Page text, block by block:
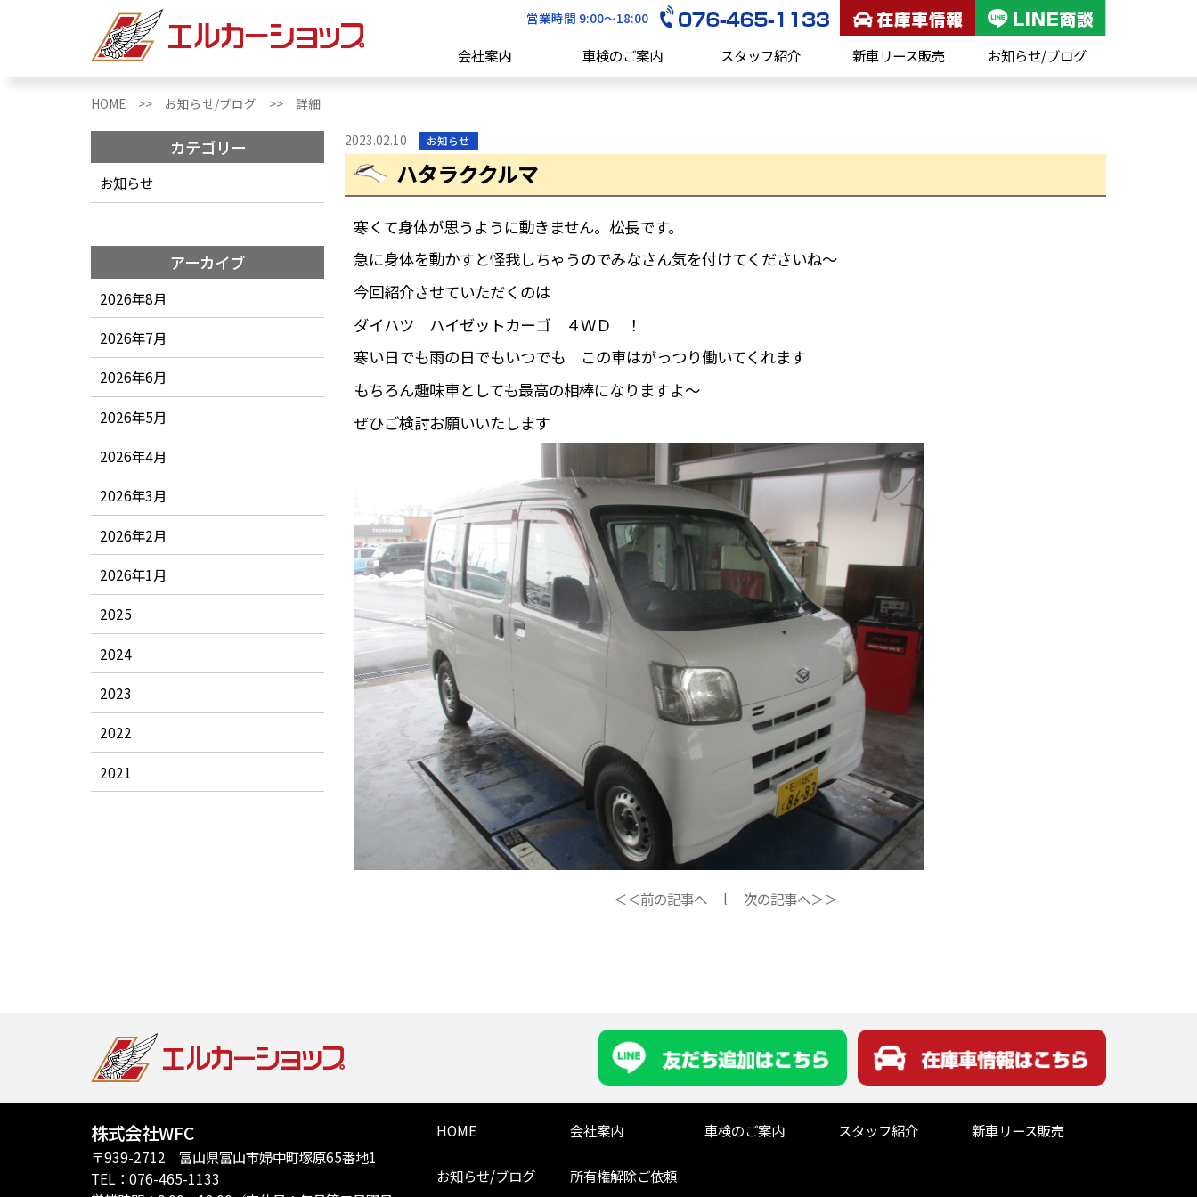
営業時間 9:00～18:00
会社案内 車検のご案内 スタッフ紹介 新車リース販売 お知らせ/ブログ
HOME >> お知らせ/ブログ >> 詳細
2023.02.10 お知らせ
ハタラククルマ
寒くて身体が思うように動きません。松長です。
急に身体を動かすと怪我しちゃうのでみなさん気を付けてくださいね～
今回紹介させていただくのは
ダイハツ ハイゼットカーゴ ４ＷＤ ！
寒い日でも雨の日でもいつでも この車はがっつり働いてくれます
もちろん趣味車としても最高の相棒になりますよ～
ぜひご検討お願いいたします
＜＜前の記事へ l 次の記事へ＞＞
カテゴリー
お知らせ
アーカイブ
2026年8月
2026年7月
2026年6月
2026年5月
2026年4月
2026年3月
2026年2月
2026年1月
2025
2024
2023
2022
2021
株式会社WFC
〒939-2712 富山県富山市婦中町塚原65番地1
TEL：076-465-1133
HOME 会社案内 車検のご案内 スタッフ紹介 新車リース販売
お知らせ/ブログ 所有権解除ご依頼